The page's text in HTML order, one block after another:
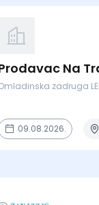
Na
zadruga LEI
09.08.2026.